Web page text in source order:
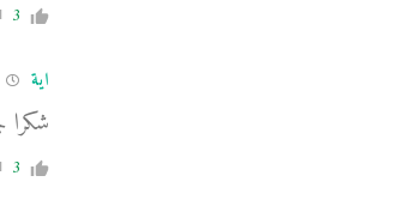
3
اية
شكرا
3